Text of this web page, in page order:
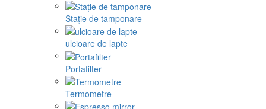
Stație de tamponare
ulcioare de lapte
Portafilter
Termometre